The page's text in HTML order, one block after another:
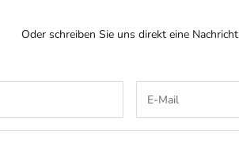
Oder schreiben Sie uns direkt eine Nachricht